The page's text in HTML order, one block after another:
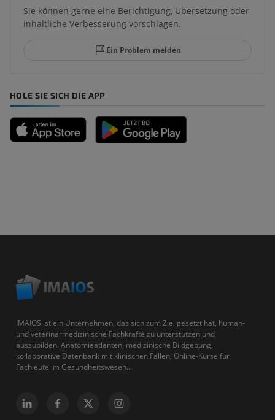
Sie können gerne eine Berichtigung, Übersetzung oder
inhaltliche Verbesserung vorschlagen.
Ein Problem melden
HOLE SIE SICH DIE APP
IMAIOS ist ein Unternehmen, das sich zum Ziel gesetzt hat, human-
und veterinärmedizinische Fachkräfte zu unterstützen und
auszubilden. Anatomieatlanten, medizinische Bildgebung,
kollaborative Datenbank mit klinischen Fällen, Online-Kurse für
Fachleute im Gesundheitswesen...